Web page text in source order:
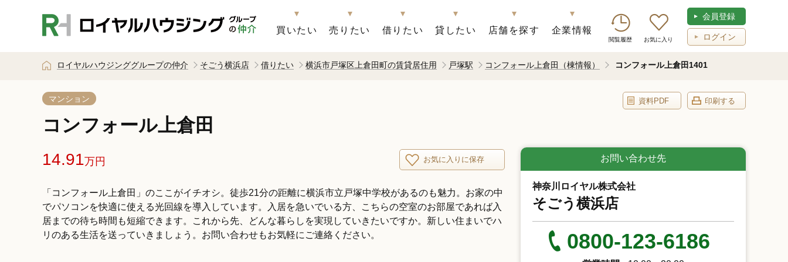
買いたい 売りたい 借りたい 貸したい 店舗を探す 企業情報
閲覧履歴 お気に入り
会員登録
ログイン
ロイヤルハウジンググループの仲介 そごう横浜店 借りたい 横浜市戸塚区上倉田町の賃貸居住用 戸塚駅 コンフォール上倉田（棟情報） コンフォール上倉田1401
コンフォール上倉田
マンション 資料PDF 印刷する
14.91万円 お気に入りに保存
「コンフォール上倉田」のここがイチオシ。徒歩21分の距離に横浜市立戸塚中学校があるのも魅力。お家の中
でパソコンを快適に使える光回線を導入しています。入居を急いでいる方、こちらの空室のお部屋であれば入
居までの待ち時間も短縮できます。これから先、どんな暮らしを実現していきたいですか。新しい住まいでハ
リのある生活を送っていきましょう。お問い合わせもお気軽にご連絡ください。
お問い合わせ先
神奈川ロイヤル株式会社
そごう横浜店
0800-123-6186